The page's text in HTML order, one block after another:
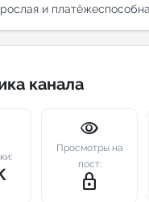
читаемости каналов
Telegram
и
канала
visibility
Просмотры на
пост:
lock_outline